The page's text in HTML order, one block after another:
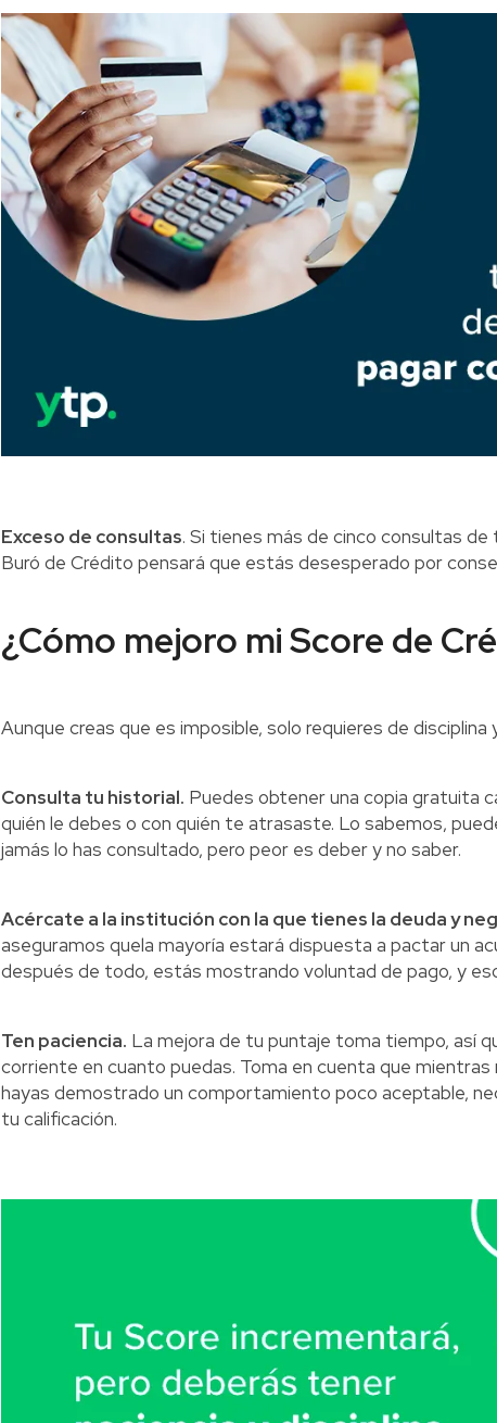
Exceso de consultas. Si tienes más de cinco consultas
Buró de Crédito pensará que estás desesperado por
¿Cómo mejoro mi Score de
Aunque creas que es imposible, solo requieres de
Consulta tu historial. Puedes obtener una copia gratuita
quién le debes o con quién te atrasaste. Lo sabemos,
jamás lo has consultado, pero peor es deber y no saber.
Acércate a la institución con la que tienes la deuda y
aseguramos quela mayoría estará dispuesta a pactar un
después de todo, estás mostrando voluntad de pago, y
Ten paciencia. La mejora de tu puntaje toma tiempo, así
corriente en cuanto puedas. Toma en cuenta que
hayas demostrado un comportamiento poco aceptable,
tu calificación.